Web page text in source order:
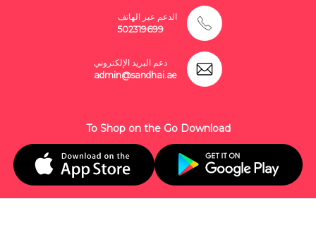
الدعم عبر الهاتف
502319699
دعم البريد الإلكتروني
admin@sandhai.ae
To Shop on the Go Download